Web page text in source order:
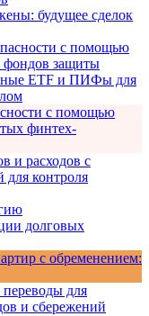
будущее сделок
с помощью
фондов защиты
ETF и ПИФы для
с помощью
финтех-
и расходов с
контроля
долговых
с обременением:
переводы для
и сбережений